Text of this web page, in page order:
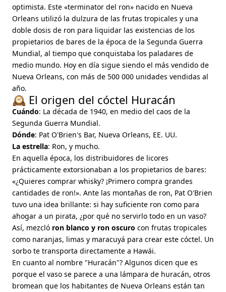
optimista. Este «terminator del ron» nacido en Nueva
Orleans utilizó la dulzura de las frutas tropicales y una
doble dosis de ron para liquidar las existencias de los
propietarios de bares de la época de la Segunda Guerra
Mundial, al tiempo que conquistaba los paladares de
medio mundo. Hoy en día sigue siendo el más vendido de
Nueva Orleans, con más de 500 000 unidades vendidas al
año.
🕰️ El origen del cóctel Huracán
Cuándo: La década de 1940, en medio del caos de la
Segunda Guerra Mundial.
Dónde: Pat O'Brien's Bar, Nueva Orleans, EE. UU.
La estrella: Ron, y mucho.
En aquella época, los distribuidores de licores
prácticamente extorsionaban a los propietarios de bares:
«¿Quieres comprar whisky? ¡Primero compra grandes
cantidades de ron!». Ante las montañas de ron, Pat O'Brien
tuvo una idea brillante: si hay suficiente ron como para
ahogar a un pirata, ¿por qué no servirlo todo en un vaso?
Así, mezcló ron blanco y ron oscuro con frutas tropicales
como naranjas, limas y maracuyá para crear este cóctel. Un
sorbo te transporta directamente a Hawái.
En cuanto al nombre "Huracán"? Algunos dicen que es
porque el vaso se parece a una lámpara de huracán, otros
bromean que los habitantes de Nueva Orleans están tan